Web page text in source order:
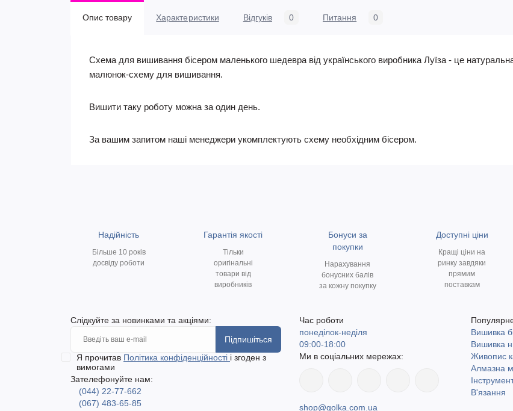
Опис товару Характеристики Відгуків 0 Питання 0
Схема для вишивання бісером маленького шедевра від українського виробника Луїза - це
малюнок-схему для вишивання.
Вишити таку роботу можна за один день.
За вашим запитом наші менеджери укомплектують схему необхідним бісером.
Надійність
Більше 10 років
досвіду роботи
Гарантія якості
Тільки
оригінальні
товари від
виробників
Бонуси за
покупки
Нарахування
бонусних балів
за кожну покупку
Доступні ціни
Кращі ціни на
ринку завдяки
прямим
поставкам
Слідкуйте за новинками та акціями:
Підпишіться
Я прочитав Політика конфіденційності і згоден з
вимогами
Зателефонуйте нам:
(044) 22-77-662
(067) 483-65-85
Час роботи
понеділок-неділя
09:00-18:00
Ми в соціальних мережах:
shop@golka.com.ua
Вишивка
Вишивка
Живопис
Алмазна
В'язання